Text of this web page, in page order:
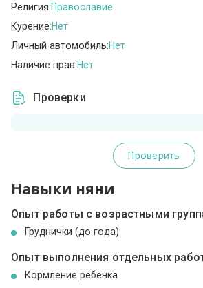
Религия:Православие
Курение:Нет
Личный автомобиль:Нет
Наличие прав:Нет
Проверки
Проверить
Навыки няни
Опыт работы с возрастными
Груднички (до года)
Опыт выполнения отдельных
Кормление ребенка